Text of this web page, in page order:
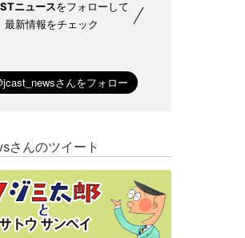
ニュースをフォローして
最新情報をチェック
さんのツイート